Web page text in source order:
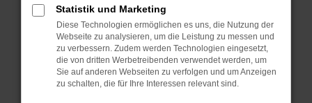
Prüfe deine
Browsererweiterungen.
Manche Erweiterungen, wie
Werbeblocker, können das
Laden bestimmter Seiten
Statistik und Marketing
Diese Technologien ermöglichen es uns, die Nutzung der
Webseite zu analysieren, um die Leistung zu messen und
zu verbessern. Zudem werden Technologien eingesetzt,
die von dritten Werbetreibenden verwendet werden, um
Sie auf anderen Webseiten zu verfolgen und um Anzeigen
zu schalten, die für Ihre Interessen relevant sind.